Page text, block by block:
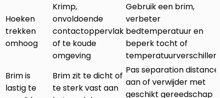
Hoeken
trekken
omhoog
Krimp,
onvoldoende
contactoppervlak
of te koude
omgeving
Gebruik een brim,
verbeter
bedtemperatuur en
beperk tocht of
temperatuurverschillen.
Brim is
lastig te
Brim zit te dicht of
te sterk vast aan
Pas separation distance
aan of verwijder met
geschikt gereedschap